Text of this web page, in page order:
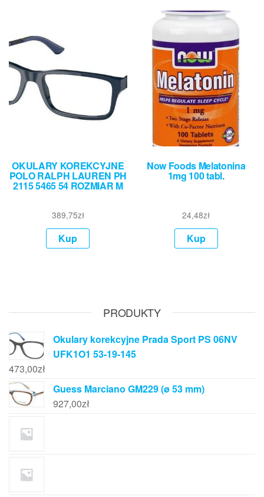
OKULARY KOREKCYJNE
POLO RALPH LAUREN PH
2115 5465 54 ROZMIAR M
389,75zł
Kup
Now Foods Melatonina
1mg 100 tabl.
24,48zł
Kup
PRODUKTY
Okulary korekcyjne Prada Sport PS 06NV
UFK1O1 53-19-145
473,00zł
Guess Marciano GM229 (ø 53 mm)
927,00zł